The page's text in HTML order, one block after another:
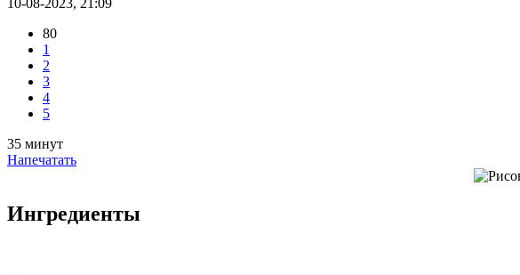
10-08-2023, 21:09
80
1
2
3
4
5
35 минут
Напечатать
Ингредиенты